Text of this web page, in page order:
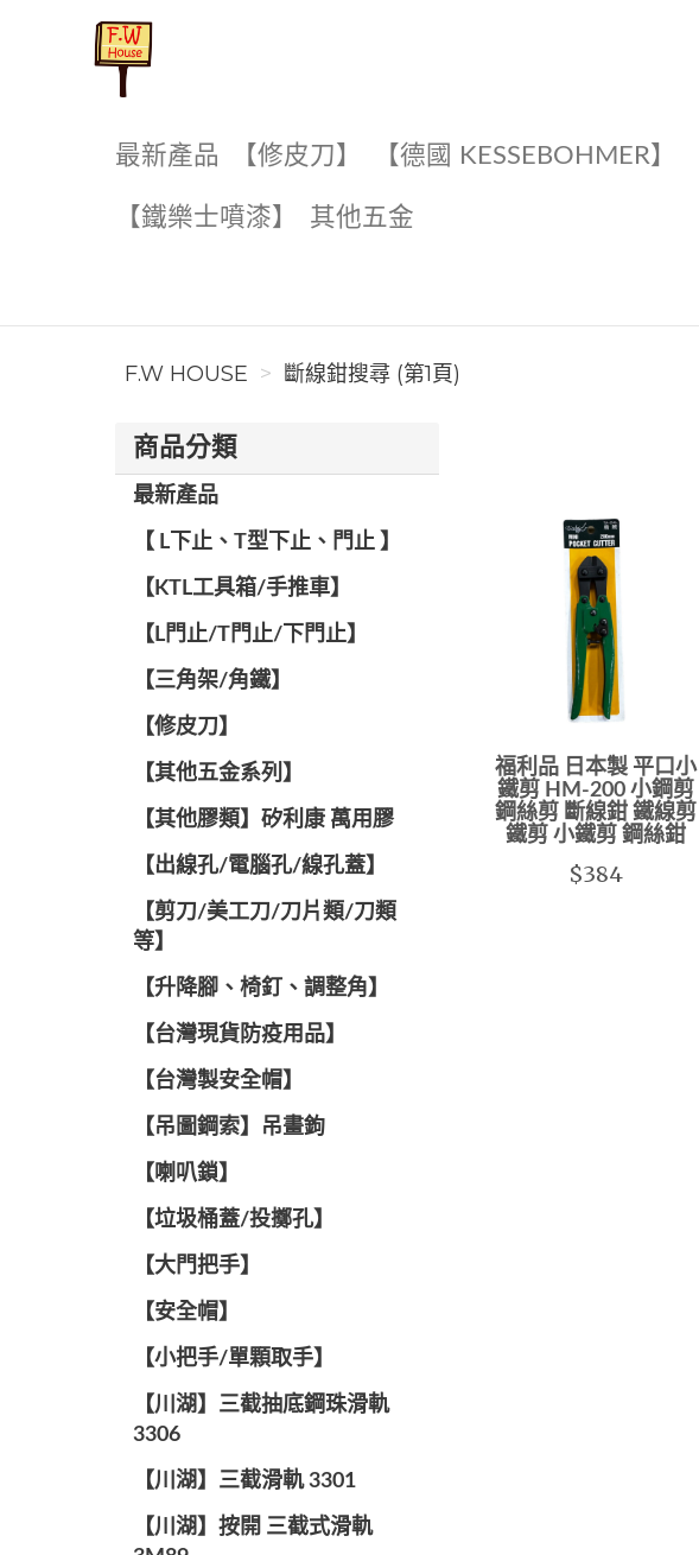
最新產品 【修皮刀】 【德國 KESSEBOHMER】
【鐵樂士噴漆】 其他五金
F.W HOUSE 斷線鉗搜尋 (第1頁)
商品分類
最新產品
【 L下止、T型下止、門止 】
【KTL工具箱/手推車】
【L門止/T門止/下門止】
【三角架/角鐵】
【修皮刀】
【其他五金系列】
【其他膠類】矽利康 萬用膠
【出線孔/電腦孔/線孔蓋】
【剪刀/美工刀/刀片類/刀類
等】
【升降腳、椅釘、調整角】
【台灣現貨防疫用品】
【台灣製安全帽】
【吊圖鋼索】吊畫鉤
【喇叭鎖】
【垃圾桶蓋/投擲孔】
【大門把手】
【安全帽】
【小把手/單顆取手】
【川湖】三截抽底鋼珠滑軌
3306
【川湖】三截滑軌 3301
【川湖】按開 三截式滑軌
福利品 日本製 平口小
鐵剪 HM-200 小鋼剪
鋼絲剪 斷線鉗 鐵線剪
鐵剪 小鐵剪 鋼絲鉗
$384